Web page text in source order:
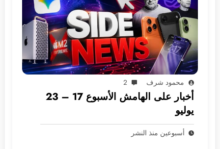
محمود شرف 2
أخبار على الهامش الأسبوع 17 – 23
يوليو
أسبوعين منذ النشر